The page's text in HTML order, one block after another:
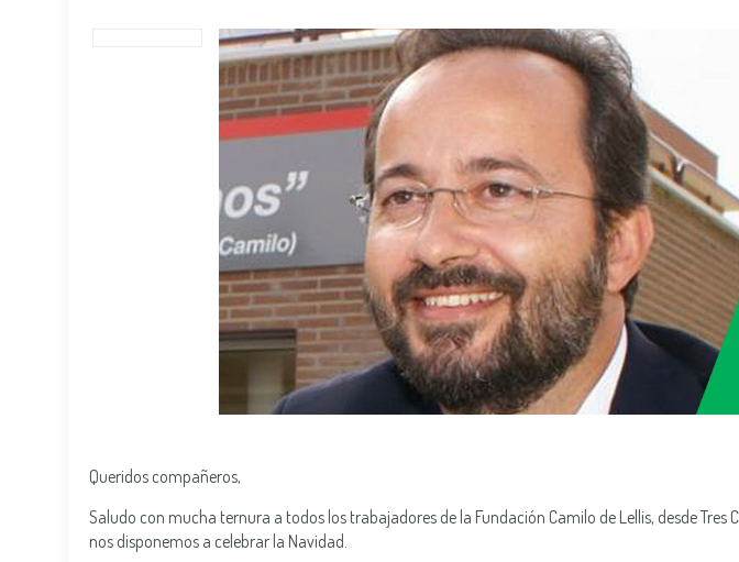
Queridos compañeros,
Saludo con mucha ternura a todos los trabajadores de la Fundación Camilo de Lellis, desde Tres
nos disponemos a celebrar la Navidad.